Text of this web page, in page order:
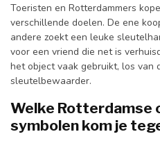
Toeristen en Rotterdammers
verschillende doelen. De ene
andere zoekt een leuke
voor een vriend die net is
het object vaak gebruikt, los van
sleutelbewaarder.
Welke Rotterdamse
symbolen kom je